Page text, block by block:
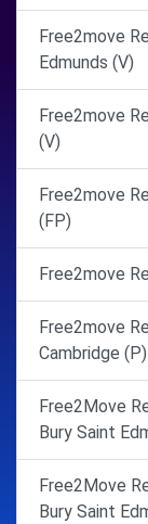
Free2move
Edmunds (V)
Free2move
(V)
Free2move
(FP)
Free2move
Free2move
Cambridge (P)
Free2Move
Bury Saint
Free2Move
Bury Saint